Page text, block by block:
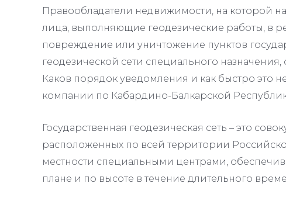
Правообладатели недвижимости, на которой
лица, выполняющие геодезические работы, в
повреждение или уничтожение пунктов
геодезической сети специального
Каков порядок уведомления и как быстро это
компании по Кабардино-Балкарской
Государственная геодезическая сеть – это
расположенных по всей территории
местности специальными центрами,
плане и по высоте в течение длительного